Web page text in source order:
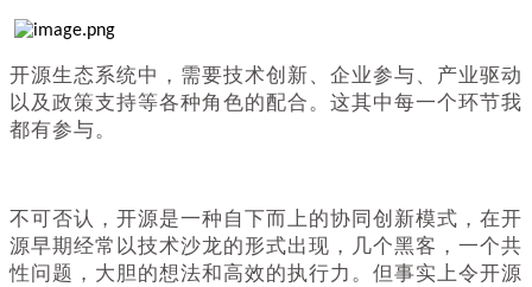
开源生态系统中，需要技术创新、企业参与、产业驱动
以及政策支持等各种角色的配合。这其中每一个环节我
都有参与。
不可否认，开源是一种自下而上的协同创新模式，在开
源早期经常以技术沙龙的形式出现，几个黑客，一个共
性问题，大胆的想法和高效的执行力。但事实上令开源